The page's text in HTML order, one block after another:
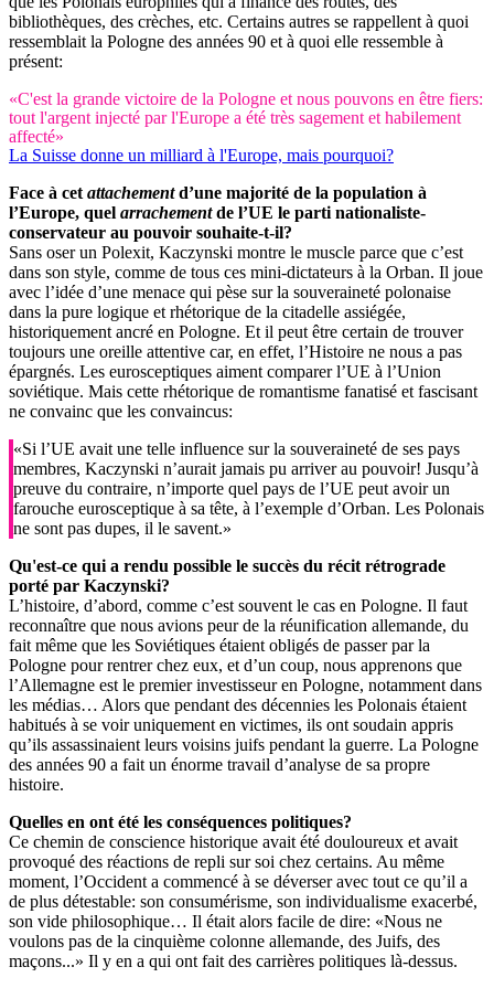
bibliothèques, des crèches, etc. Certains autres se rappellent à quoi
ressemblait la Pologne des années 90 et à quoi elle ressemble à
présent:
«C'est la grande victoire de la Pologne et nous pouvons en être fiers:
tout l'argent injecté par l'Europe a été très sagement et habilement
affecté»
La Suisse donne un milliard à l'Europe, mais pourquoi?
Face à cet attachementd’une majorité de la population à
l’Europe, quel arrachementde l’UE le parti nationaliste-
conservateur au pouvoir souhaite-t-il?
Sans oser un Polexit, Kaczynski montre le muscle parce que c’est
dans son style, comme de tous ces mini-dictateurs à la Orban. Il joue
avec l’idée d’une menace qui pèse sur la souveraineté polonaise
dans la pure logique et rhétorique de la citadelle assiégée,
historiquement ancré en Pologne. Et il peut être certain de trouver
toujours une oreille attentive car, en effet, l’Histoire ne nous a pas
épargnés. Les eurosceptiques aiment comparer l’UE à l’Union
soviétique. Mais cette rhétorique de romantisme fanatisé et fascisant
ne convainc que les convaincus:
«Si l’UE avait une telle influence sur la souveraineté de ses pays
membres, Kaczynski n’aurait jamais pu arriver au pouvoir! Jusqu’à
preuve du contraire, n’importe quel pays de l’UE peut avoir un
farouche eurosceptique à sa tête, à l’exemple d’Orban. Les Polonais
ne sont pas dupes, il le savent.»
Qu'est-ce qui a rendu possible le succès du récit rétrograde
porté par Kaczynski?
L’histoire, d’abord, comme c’est souvent le cas en Pologne. Il faut
reconnaître que nous avions peur de la réunification allemande, du
fait même que les Soviétiques étaient obligés de passer par la
Pologne pour rentrer chez eux, et d’un coup, nous apprenons que
l’Allemagne est le premier investisseur en Pologne, notamment dans
les médias… Alors que pendant des décennies les Polonais étaient
habitués à se voir uniquement en victimes, ils ont soudain appris
qu’ils assassinaient leurs voisins juifs pendant la guerre. La Pologne
des années 90 a fait un énorme travail d’analyse de sa propre
histoire.
Quelles en ont été les conséquences politiques?
Ce chemin de conscience historique avait été douloureux et avait
provoqué des réactions de repli sur soi chez certains. Au même
moment, l’Occident a commencé à se déverser avec tout ce qu’il a
de plus détestable: son consumérisme, son individualisme exacerbé,
son vide philosophique… Il était alors facile de dire: «Nous ne
voulons pas de la cinquième colonne allemande, des Juifs, des
maçons...» Il y en a qui ont fait des carrières politiques là-dessus.